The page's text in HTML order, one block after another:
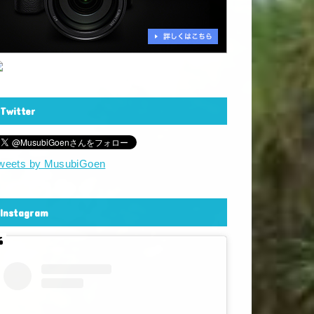
Twitter
by MusubiGoen
Instagram